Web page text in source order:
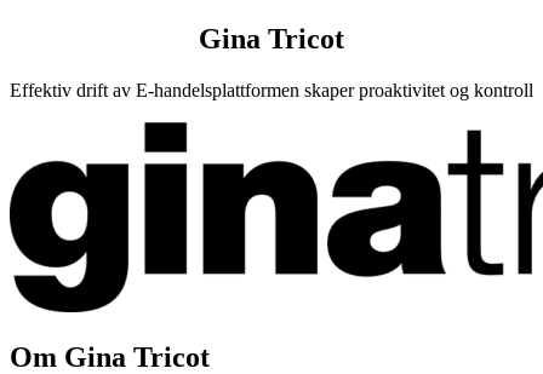
Gina Tricot
Effektiv drift av E-handelsplattformen skaper proaktivitet og kontroll
Om Gina Tricot